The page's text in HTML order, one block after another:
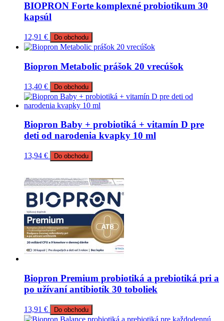
BIOPRON Forte komplexné probiotikum 30
kapsúl
12,91 € Do obchodu
Biopron Metabolic prášok 20 vrecúšok
13,40 € Do obchodu
Biopron Baby + probiotiká + vitamín D pre
deti od narodenia kvapky 10 ml
13,94 € Do obchodu
Biopron Premium probiotiká a prebiotiká pri a
po užívaní antibiotík 30 toboliek
13,91 € Do obchodu